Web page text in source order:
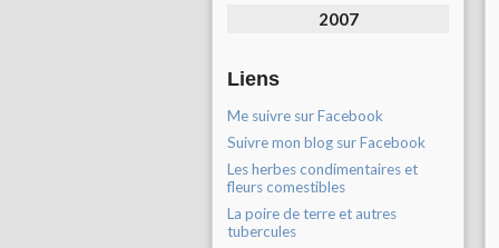
2007
Liens
Me suivre sur Facebook
Suivre mon blog sur Facebook
Les herbes condimentaires et
fleurs comestibles
La poire de terre et autres
tubercules